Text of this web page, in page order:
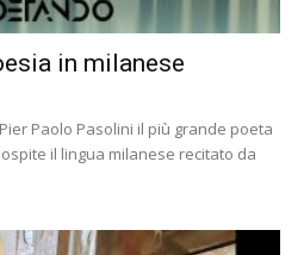
in milanese
Paolo Pasolini il più grande poeta
il lingua milanese recitato da